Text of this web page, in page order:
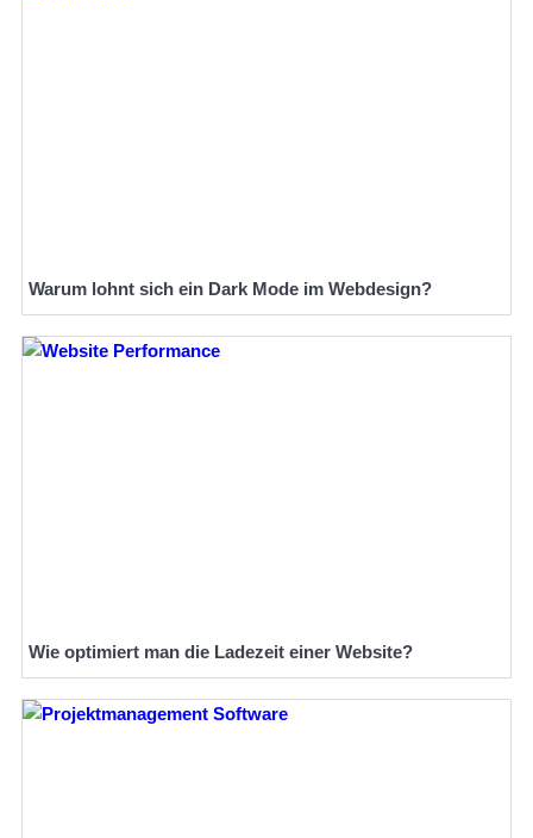
Warum lohnt sich ein Dark Mode im Webdesign?
Wie optimiert man die Ladezeit einer Website?